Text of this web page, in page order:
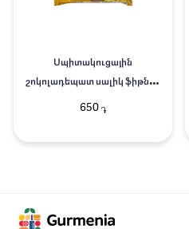
Սպիտակուցային
շոկոլադեպատ սալիկ ֆիթնես
650֏